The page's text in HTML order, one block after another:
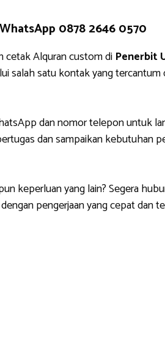
WhatsApp 0878 2646 0570
cetak Alquran custom diPenerbit
salah satu kontak yang
dan nomor telepon untuk
dan sampaikan kebutuhan
keperluan yang lain? Segera
pengerjaan yang cepat dan